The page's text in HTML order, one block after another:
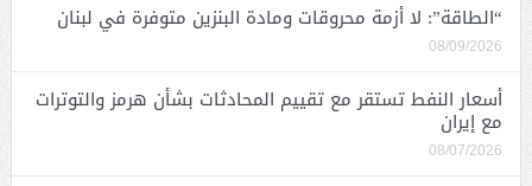
“الطاقة”: لا أزمة محروقات ومادة البنزين متوفرة في لبنان
08/09/2026
أسعار النفط تستقر مع تقييم المحادثات بشأن هرمز والتوترات
مع إيران
08/07/2026